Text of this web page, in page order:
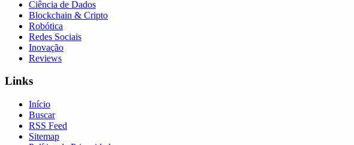
Ciência de Dados
Blockchain & Cripto
Robótica
Redes Sociais
Inovação
Reviews
Links
Início
Buscar
RSS Feed
Sitemap